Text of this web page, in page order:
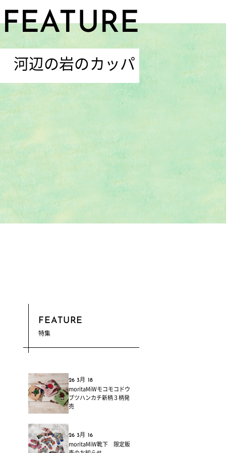
FEATURE
河辺の岩のカッパ
FEATURE
特集
26 3月 18
moritaMiWモコモコドウ
ブツハンカチ新柄３柄発
売
26 3月 16
moritaMiW靴下 限定販